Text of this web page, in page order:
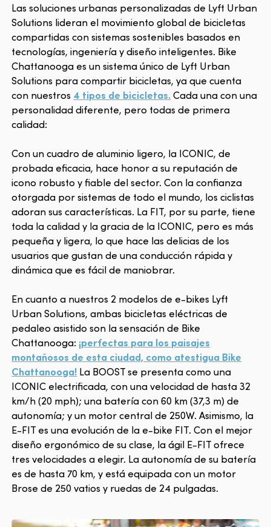
Las soluciones urbanas personalizadas de Lyft Urban
Solutions lideran el movimiento global de bicicletas
compartidas con sistemas sostenibles basados en
tecnologías, ingeniería y diseño inteligentes. Bike
Chattanooga es un sistema único de Lyft Urban
Solutions para compartir bicicletas, ya que cuenta
con nuestros 4 tipos de bicicletas.Cada una con una
personalidad diferente, pero todas de primera
calidad:
Con un cuadro de aluminio ligero, la ICONIC, de
probada eficacia, hace honor a su reputación de
icono robusto y fiable del sector. Con la confianza
otorgada por sistemas de todo el mundo, los ciclistas
adoran sus características. La FIT, por su parte, tiene
toda la calidad y la gracia de la ICONIC, pero es más
pequeña y ligera, lo que hace las delicias de los
usuarios que gustan de una conducción rápida y
dinámica que es fácil de maniobrar.
En cuanto a nuestros 2 modelos de e-bikes Lyft
Urban Solutions, ambas bicicletas eléctricas de
pedaleo asistido son la sensación de Bike
Chattanooga: ¡perfectas para los paisajes
montañosos de esta ciudad, como atestigua Bike
Chattanooga! La BOOST se presenta como una
ICONIC electrificada, con una velocidad de hasta 32
km/h (20 mph); una batería con 60 km (37,3 m) de
autonomía; y un motor central de 250W. Asimismo, la
E-FIT es una evolución de la e-bike FIT. Con el mejor
diseño ergonómico de su clase, la ágil E-FIT ofrece
tres velocidades a elegir. La autonomía de su batería
es de hasta 70 km, y está equipada con un motor
Brose de 250 vatios y ruedas de 24 pulgadas.